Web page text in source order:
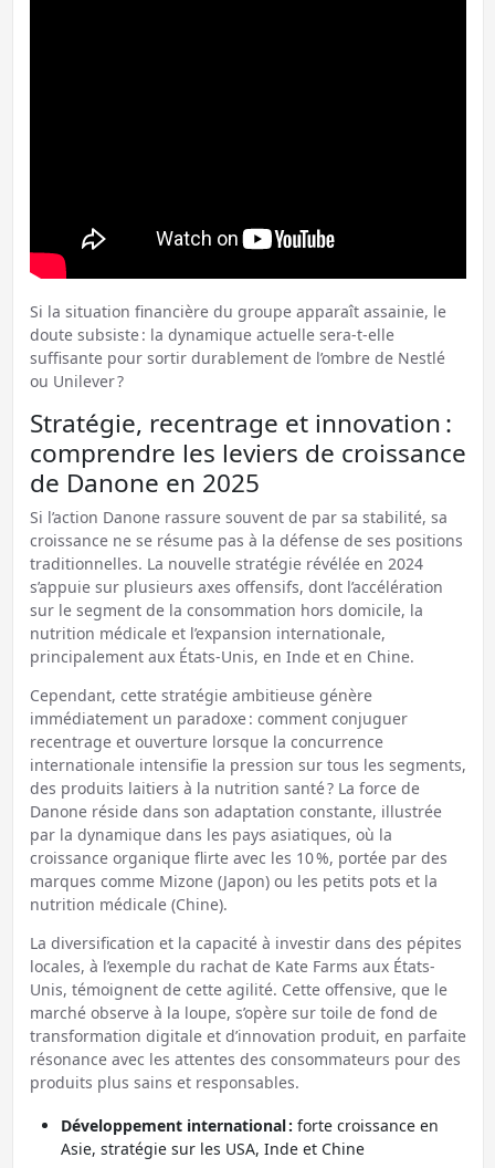
Si la situation financière du groupe apparaît assainie, le
doute subsiste : la dynamique actuelle sera-t-elle
suffisante pour sortir durablement de l’ombre de Nestlé
ou Unilever ?
Stratégie, recentrage et innovation :
comprendre les leviers de croissance
de Danone en 2025
Si l’action Danone rassure souvent de par sa stabilité, sa
croissance ne se résume pas à la défense de ses positions
traditionnelles. La nouvelle stratégie révélée en 2024
s’appuie sur plusieurs axes offensifs, dont l’accélération
sur le segment de la consommation hors domicile, la
nutrition médicale et l’expansion internationale,
principalement aux États-Unis, en Inde et en Chine.
Cependant, cette stratégie ambitieuse génère
immédiatement un paradoxe : comment conjuguer
recentrage et ouverture lorsque la concurrence
internationale intensifie la pression sur tous les segments,
des produits laitiers à la nutrition santé ? La force de
Danone réside dans son adaptation constante, illustrée
par la dynamique dans les pays asiatiques, où la
croissance organique flirte avec les 10 %, portée par des
marques comme Mizone (Japon) ou les petits pots et la
nutrition médicale (Chine).
La diversification et la capacité à investir dans des pépites
locales, à l’exemple du rachat de Kate Farms aux États-
Unis, témoignent de cette agilité. Cette offensive, que le
marché observe à la loupe, s’opère sur toile de fond de
transformation digitale et d’innovation produit, en parfaite
résonance avec les attentes des consommateurs pour des
produits plus sains et responsables.
Développement international : forte croissance en
Asie, stratégie sur les USA, Inde et Chine